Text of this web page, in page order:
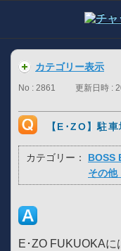
カテゴリー表示
No : 2861 更新日時 :
【E･ZO】駐
カテゴリー：
BOSS
その他
E･ZO FUKUOKA